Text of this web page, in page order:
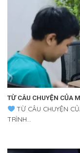
TỪ CÂU CHUYỆN CỦA
TỪ CÂU CHUYỆN
TRÌNH...